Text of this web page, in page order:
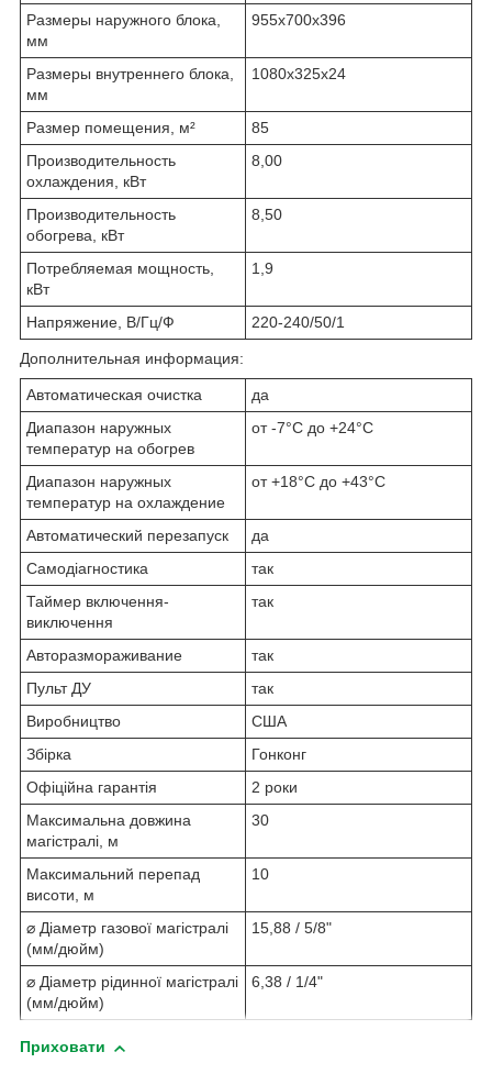
Размеры наружного блока,
мм
955х700х396
Размеры внутреннего блока,
мм
1080х325х24
Размер помещения, м²
85
Производительность
охлаждения, кВт
8,00
Производительность
обогрева, кВт
8,50
Потребляемая мощность,
кВт
1,9
Напряжение, В/Гц/Ф 220-240/50/1
Дополнительная информация:
Автоматическая очистка
да
Диапазон наружных
температур на обогрев
от -7°С до +24°С
Диапазон наружных
температур на охлаждение
от +18°С до +43°С
Автоматический перезапуск
да
Самодіагностика
так
Таймер включення-
виключення
так
Авторазмораживание
так
Пульт ДУ
так
Виробництво
США
Збірка
Гонконг
Офіційна гарантія
2 роки
Максимальна довжина
магістралі, м
30
Максимальний перепад
висоти, м
10
⌀ Діаметр газової магістралі
(мм/дюйм)
15,88 / 5/8"
⌀ Діаметр рідинної магістралі
(мм/дюйм)
6,38 / 1/4"
Приховати